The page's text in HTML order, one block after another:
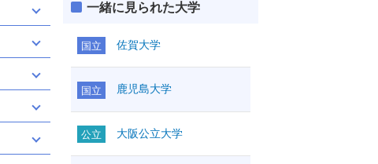
一緒に見られた大学
国立 佐賀大学
国立 鹿児島大学
公立 大阪公立大学